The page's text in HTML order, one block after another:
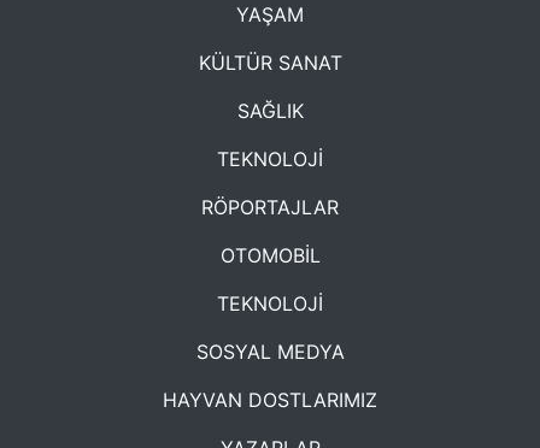
YAŞAM
KÜLTÜR SANAT
SAĞLIK
TEKNOLOJİ
RÖPORTAJLAR
OTOMOBİL
TEKNOLOJİ
SOSYAL MEDYA
HAYVAN DOSTLARIMIZ